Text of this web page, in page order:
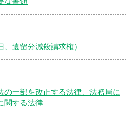
遺留分減殺請求権）
の一部を改正する法律、法務局に
関する法律